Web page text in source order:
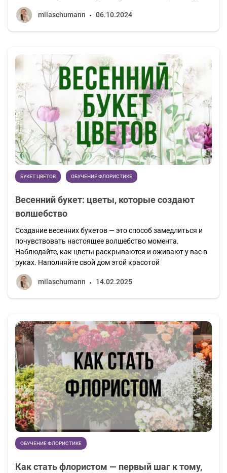
milaschumann 06.10.2024
БУКЕТ ЦВЕТОВ ОБУЧЕНИЕ ФЛОРИСТИКЕ
Весенний букет: цветы, которые создают
волшебство
Создание весенних букетов — это способ замедлиться и
почувствовать настоящее волшебство момента.
Наблюдайте, как цветы раскрываются и оживают у вас в
руках. Наполняйте свой дом этой красотой
milaschumann 14.02.2025
ОБУЧЕНИЕ ФЛОРИСТИКЕ
Как стать флористом — первый шаг к тому,